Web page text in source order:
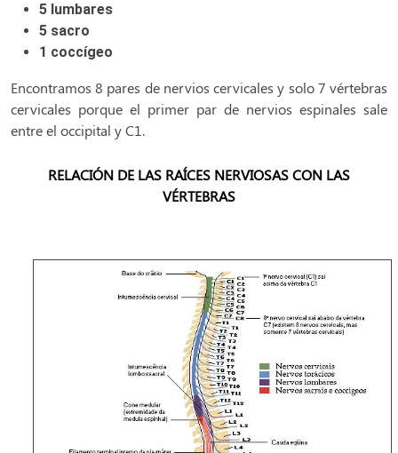
5 lumbares
5 sacro
1 coccígeo
Encontramos 8 pares de nervios cervicales y solo 7 vértebras
cervicales porque el primer par de nervios espinales sale
entre el occipital y C1.
RELACIÓN DE LAS RAÍCES NERVIOSAS CON LAS
VÉRTEBRAS